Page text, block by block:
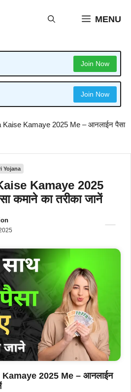
MENU
Join Now
Join Now
Kaise Kamaye 2025 Me – आनलाईन पैसा
Yojana
Kamaye 2025
कमाने का तरीका जानें
2025 Me – आनलाईन